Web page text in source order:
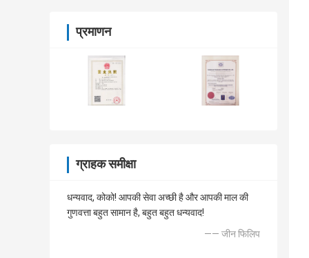
प्रमाणन
ग्राहक समीक्षा
धन्यवाद, कोको! आपकी सेवा अच्छी है और आपकी माल की
गुणवत्ता बहुत सामान है, बहुत बहुत धन्यवाद!
—— जीन फिलिप